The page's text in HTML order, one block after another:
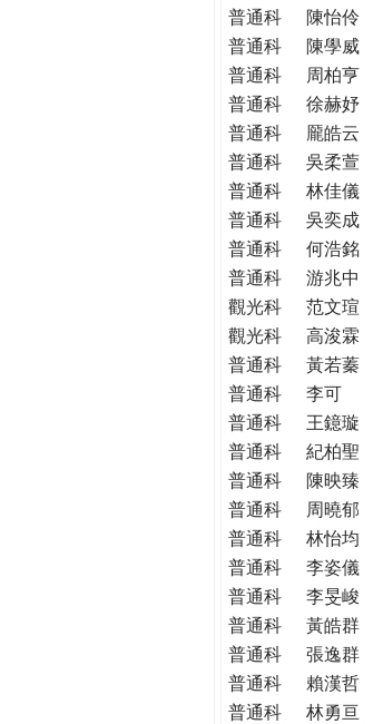
e
普通科
陳怡伶
普通科
陳學威
普通科
周柏亨
普通科
徐赫妤
普通科
龎皓云
普通科
吳柔萱
普通科
林佳儀
普通科
吳奕成
普通科
何浩銘
普通科
游兆中
觀光科
范文瑄
觀光科
高浚霖
普通科
黃若蓁
普通科
李可
普通科
王鐿璇
普通科
紀柏聖
普通科
陳映臻
普通科
周曉郁
普通科
林怡均
普通科
李姿儀
普通科
李旻峻
普通科
黃皓群
普通科
張逸群
普通科
賴漢哲
普通科
林勇亘